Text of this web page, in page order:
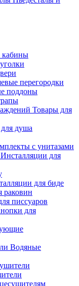
перегородки
поддоны
Товары для
душа
с унитазами
Инсталляции для
для биде
раковин
писсуаров
для
Водяные